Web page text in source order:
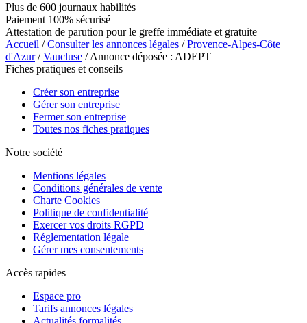
Plus de 600 journaux habilités
Paiement 100% sécurisé
Attestation de parution pour le greffe immédiate et gratuite
Accueil /Consulter les annonces légales /Provence-Alpes-Côte
d'Azur/Vaucluse / Annonce déposée : ADEPT
Fiches pratiques et conseils
Créer son entreprise
Gérer son entreprise
Fermer son entreprise
Toutes nos fiches pratiques
Notre société
Mentions légales
Conditions générales de vente
Charte Cookies
Politique de confidentialité
Exercer vos droits RGPD
Réglementation légale
Gérer mes consentements
Accès rapides
Espace pro
Tarifs annonces légales
Actualités formalités